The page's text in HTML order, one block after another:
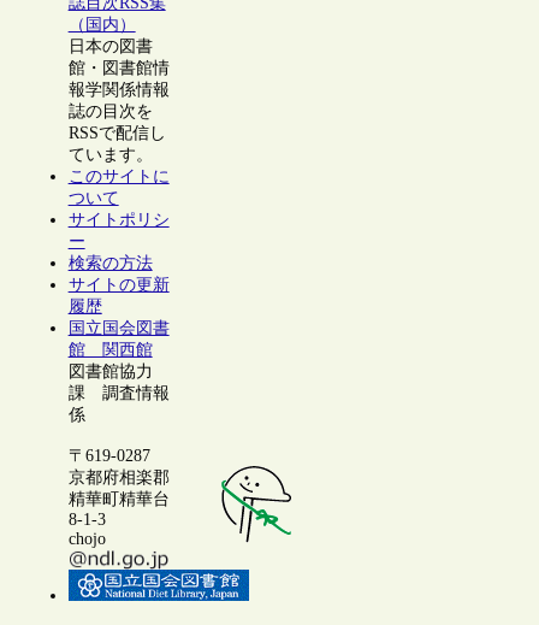
（国内）
日本の図書
館・図書館情
報学関係情報
誌の目次を
RSSで配信し
ています。
このサイトに
ついて
サイトポリシ
ー
検索の方法
サイトの更新
履歴
国立国会図書
館 関西館
図書館協力
課 調査情報
係
〒619-0287
京都府相楽郡
精華町精華台
8-1-3
chojo